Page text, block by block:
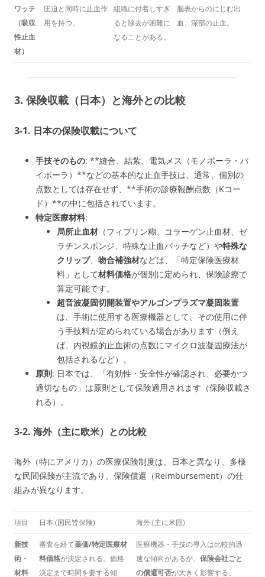
ワッテ
（吸収
性止血
材）
圧迫と同時に止血作
用を持つ。
組織に付着しすぎ
ると除去が困難に
なることがある。
脳表からのにじむ出
血、深部の止血。
3. 保険収載（日本）と海外との比較
3-1. 日本の保険収載について
手技そのもの: **縫合、結紮、電気メス（モノポーラ・バ
イポーラ）**などの基本的な止血手技は、通常、個別の
点数としては存在せず、**手術の診療報酬点数（Kコー
ド）**の中に包括されています。
特定医療材料:
局所止血材 （フィブリン糊、コラーゲン止血材、ゼ
ラチンスポンジ、特殊な止血パッチなど）や特殊な
クリップ、 吻合補強材などは、「特定保険医療材
料」として材料価格が個別に定められ、保険診療で
算定可能です。
超音波凝固切開装置やアルゴンプラズマ凝固装置
は、手術に使用する医療機器として、その使用に伴
う手技料が定められている場合があります（例え
ば、内視鏡的止血術の点数にマイクロ波凝固療法が
包括されるなど）。
原則: 日本では、「有効性・安全性が確認され、必要かつ
適切なもの」は原則として保険適用されます（保険収載さ
れる）。
3-2. 海外（主に欧米）との比較
海外（特にアメリカ）の医療保険制度は、日本と異なり、多様
な民間保険が主流であり、保険償還（Reimbursement）の仕
組みが異なります。
項目 日本 (国民皆保険) 海外 (主に米国)
新技
術・
材料
審査を経て薬価/特定医療材
料価格が決定される。価格
決定まで時間を要する傾
医療機器・手技の導入は比較的迅
速な傾向があるが、 保険会社ごと
の償還可否が大きく影響する。